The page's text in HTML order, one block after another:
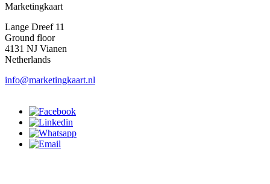
Marketingkaart
Lange Dreef 11
Ground floor
4131 NJ Vianen
Netherlands
info@marketingkaart.nl